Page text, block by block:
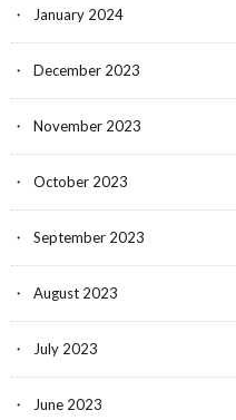
January 2024
December 2023
November 2023
October 2023
September 2023
August 2023
July 2023
June 2023